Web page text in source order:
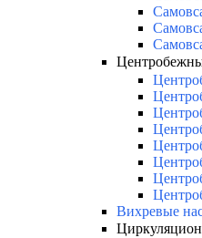
Вихревые